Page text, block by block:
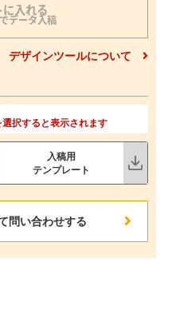
入れる
データ入稿
デザインツールについて
択すると表示されます
入稿用
テンプレート
問い合わせする